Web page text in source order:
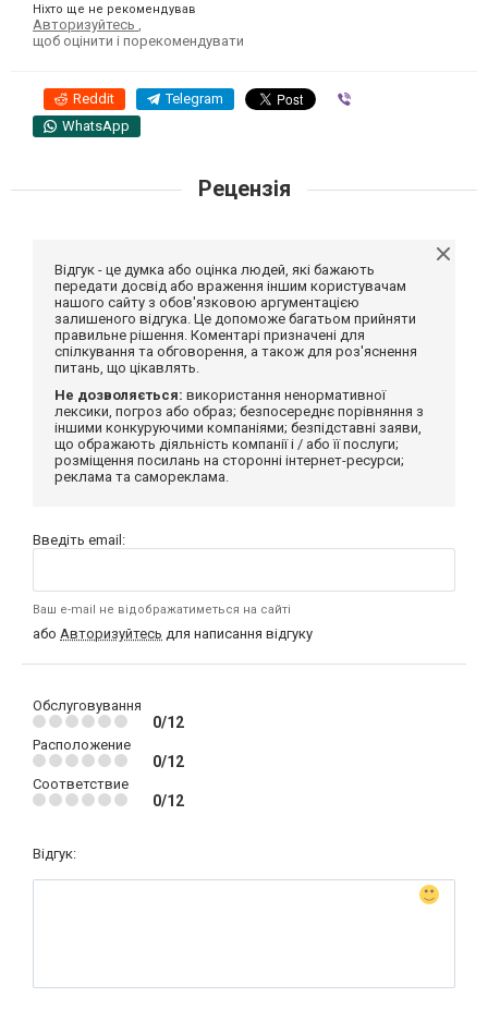
Ніхто ще не рекомендував
Авторизуйтесь
щоб оцінити і порекомендувати
Reddit Telegram
WhatsApp
Рецензія
Відгук - це думка або оцінка людей, які бажають
передати досвід або враження іншим користувачам
нашого сайту з обов'язковою аргументацією
залишеного відгука. Це допоможе багатьом прийняти
правильне рішення. Коментарі призначені для
спілкування та обговорення, а також для роз'яснення
питань, що цікавлять.
Не дозволяється: використання ненормативної
лексики, погроз або образ; безпосереднє порівняння з
іншими конкуруючими компаніями; безпідставні заяви,
що ображають діяльність компанії і / або її послуги;
розміщення посилань на сторонні інтернет-ресурси;
реклама та самореклама.
Введіть email:
Ваш e-mail не відображатиметься на сайті
або Авторизуйтесь для написання відгуку
Обслуговування
0/12
Расположение
0/12
Соответствие
0/12
Відгук: